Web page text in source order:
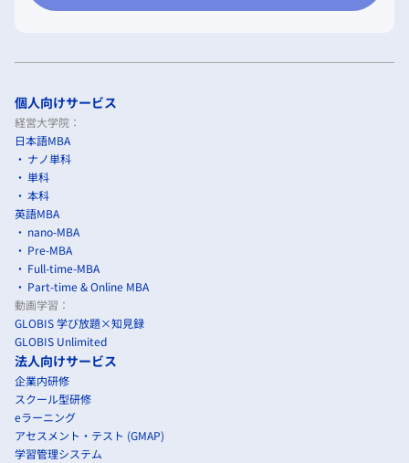
個人向けサービス
経営大学院：
日本語MBA
ナノ単科
単科
本科
英語MBA
nano-MBA
Pre-MBA
Full-time-MBA
Part-time & Online MBA
動画学習：
GLOBIS 学び放題×知見録
GLOBIS Unlimited
法人向けサービス
企業内研修
スクール型研修
eラーニング
アセスメント・テスト (GMAP)
学習管理システム